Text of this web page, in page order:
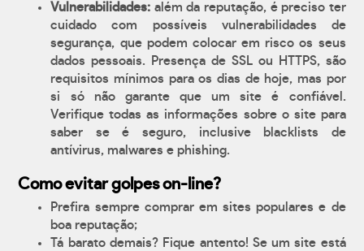
Vulnerabilidades: além da reputação, é preciso ter
cuidado com possíveis vulnerabilidades de
segurança, que podem colocar em risco os seus
dados pessoais. Presença de SSL ou HTTPS, são
requisitos mínimos para os dias de hoje, mas por
si só não garante que um site é confiável.
Verifique todas as informações sobre o site para
saber se é seguro, inclusive blacklists de
antívirus, malwares e phishing.
Como evitar golpes on-line?
Prefira sempre comprar em sites populares e de
boa reputação;
Tá barato demais? Fique antento! Se um site está